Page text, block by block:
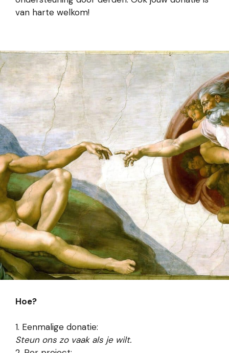
van harte welkom!
Hoe?
1. Eenmalige donatie:
Steun ons zo vaak als je wilt.